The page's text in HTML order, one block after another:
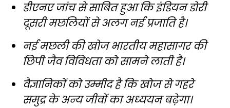
डीएनए जांच से साबित हुआ कि इंडियन डोरी
दूसरी मछलियों से अलग नई प्रजाति है।
नई मछली की खोज भारतीय महासागर की
छिपी जैव विविधता को सामने लाती है।
वैज्ञानिकों को उम्मीद है कि खोज से गहरे
समुद्र के अन्य जीवों का अध्ययन बढ़ेगा।